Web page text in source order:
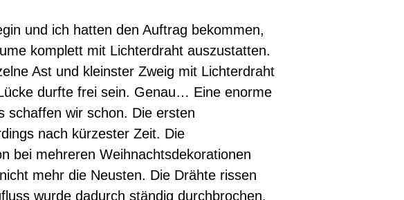
und ich hatten den Auftrag bekommen,
komplett mit Lichterdraht auszustatten.
Ast und kleinster Zweig mit Lichterdraht
durfte frei sein. Genau… Eine enorme
schaffen wir schon. Die ersten
nach kürzester Zeit. Die
bei mehreren Weihnachtsdekorationen
mehr die Neusten. Die Drähte rissen
wurde dadurch ständig durchbrochen.